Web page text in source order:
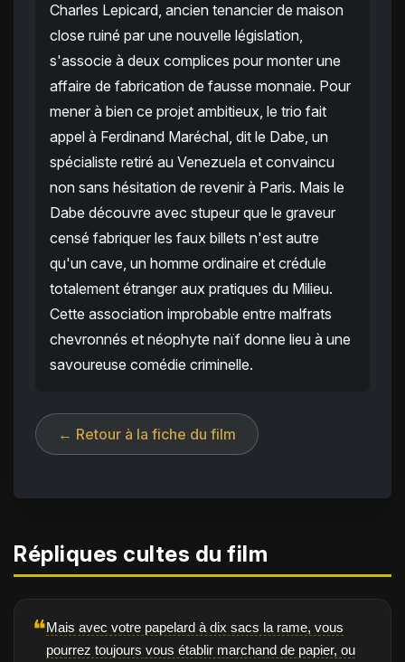
Charles Lepicard, ancien tenancier de maison
close ruiné par une nouvelle législation,
s'associe à deux complices pour monter une
affaire de fabrication de fausse monnaie. Pour
mener à bien ce projet ambitieux, le trio fait
appel à Ferdinand Maréchal, dit le Dabe, un
spécialiste retiré au Venezuela et convaincu
non sans hésitation de revenir à Paris. Mais le
Dabe découvre avec stupeur que le graveur
censé fabriquer les faux billets n'est autre
qu'un cave, un homme ordinaire et crédule
totalement étranger aux pratiques du Milieu.
Cette association improbable entre malfrats
chevronnés et néophyte naïf donne lieu à une
savoureuse comédie criminelle.
← Retour à la fiche du film
Répliques cultes du film
❝Mais avec votre papelard à dix sacs la rame, vous
pourrez toujours vous établir marchand de papier, ou